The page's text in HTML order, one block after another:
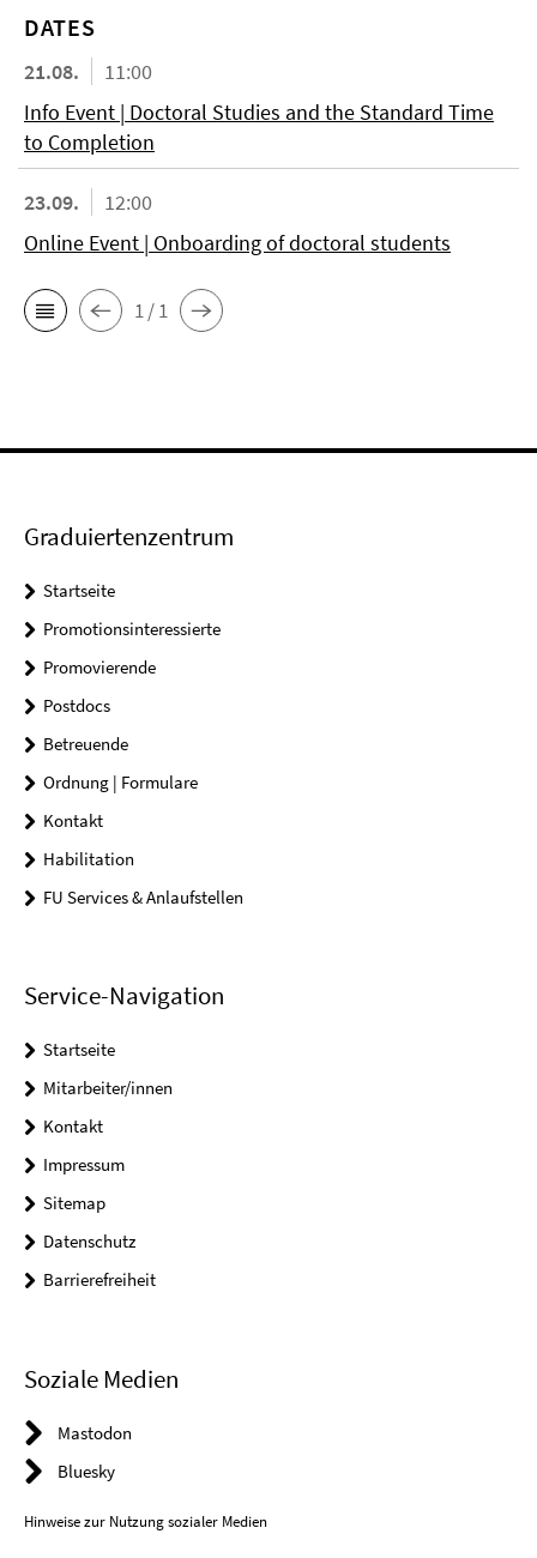
DATES
21.08.
11:00
Info Event | Doctoral Studies and the Standard Time
to Completion
23.09.
12:00
Online Event | Onboarding of doctoral students
1 / 1
Graduiertenzentrum
Startseite
Promotionsinteressierte
Promovierende
Postdocs
Betreuende
Ordnung | Formulare
Kontakt
Habilitation
FU Services & Anlaufstellen
Service-Navigation
Startseite
Mitarbeiter/innen
Kontakt
Impressum
Sitemap
Datenschutz
Barrierefreiheit
Soziale Medien
Mastodon
Bluesky
Hinweise zur Nutzung sozialer Medien